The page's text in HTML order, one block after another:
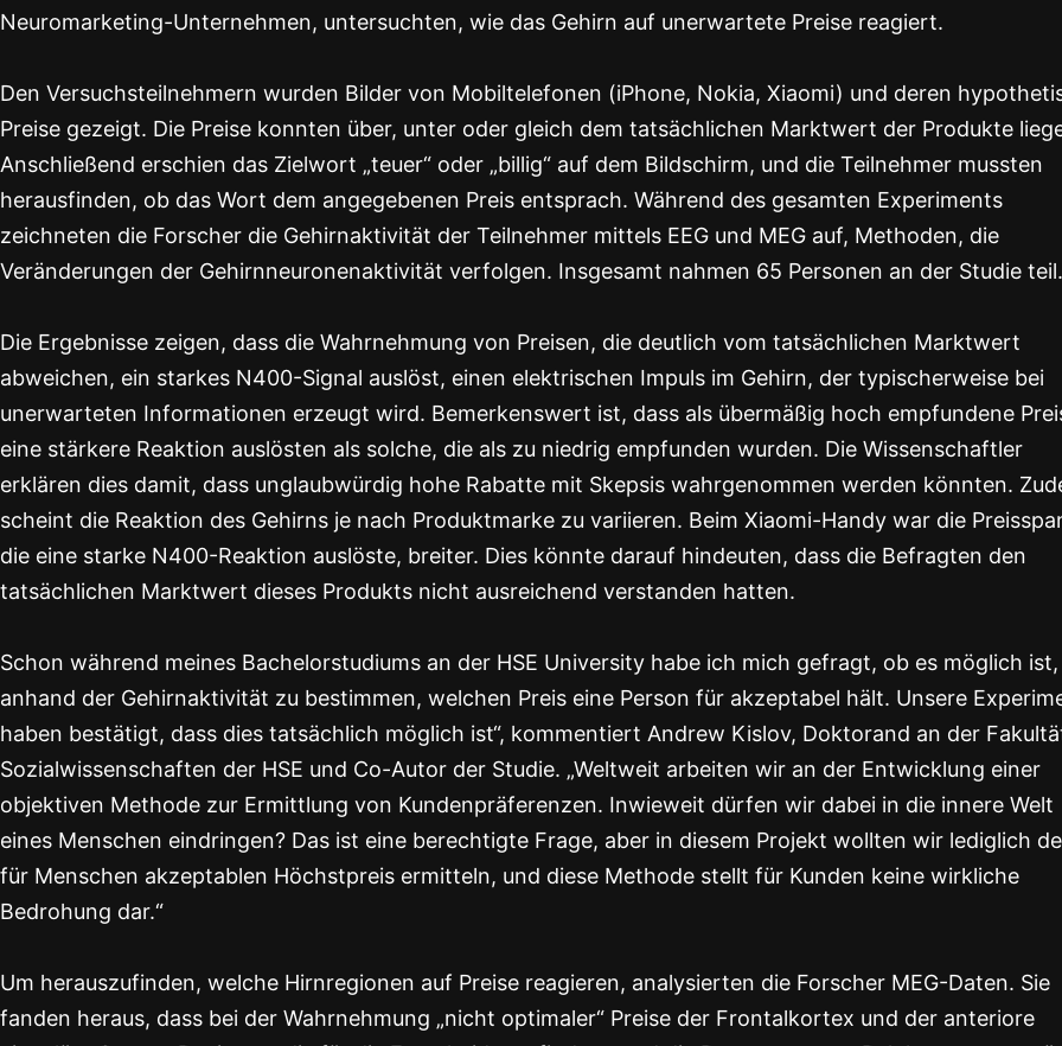
Neuromarketing-Unternehmen, untersuchten, wie das Gehirn auf unerwartete Preise reagiert.
Den Versuchsteilnehmern wurden Bilder von Mobiltelefonen (iPhone, Nokia, Xiaomi) und deren
Preise gezeigt. Die Preise konnten über, unter oder gleich dem tatsächlichen Marktwert der Produkte
Anschließend erschien das Zielwort „teuer“ oder „billig“ auf dem Bildschirm, und die Teilnehmer mussten
herausfinden, ob das Wort dem angegebenen Preis entsprach. Während des gesamten Experiments
zeichneten die Forscher die Gehirnaktivität der Teilnehmer mittels EEG und MEG auf, Methoden, die
Veränderungen der Gehirnneuronenaktivität verfolgen. Insgesamt nahmen 65 Personen an der Studie teil.
Die Ergebnisse zeigen, dass die Wahrnehmung von Preisen, die deutlich vom tatsächlichen Marktwert
abweichen, ein starkes N400-Signal auslöst, einen elektrischen Impuls im Gehirn, der typischerweise bei
unerwarteten Informationen erzeugt wird. Bemerkenswert ist, dass als übermäßig hoch empfundene
eine stärkere Reaktion auslösten als solche, die als zu niedrig empfunden wurden. Die Wissenschaftler
erklären dies damit, dass unglaubwürdig hohe Rabatte mit Skepsis wahrgenommen werden könnten.
scheint die Reaktion des Gehirns je nach Produktmarke zu variieren. Beim Xiaomi-Handy war die
die eine starke N400-Reaktion auslöste, breiter. Dies könnte darauf hindeuten, dass die Befragten den
tatsächlichen Marktwert dieses Produkts nicht ausreichend verstanden hatten.
Schon während meines Bachelorstudiums an der HSE University habe ich mich gefragt, ob es möglich ist,
anhand der Gehirnaktivität zu bestimmen, welchen Preis eine Person für akzeptabel hält. Unsere
haben bestätigt, dass dies tatsächlich möglich ist“, kommentiert Andrew Kislov, Doktorand an der
Sozialwissenschaften der HSE und Co-Autor der Studie. „Weltweit arbeiten wir an der Entwicklung einer
objektiven Methode zur Ermittlung von Kundenpräferenzen. Inwieweit dürfen wir dabei in die innere Welt
eines Menschen eindringen? Das ist eine berechtigte Frage, aber in diesem Projekt wollten wir lediglich
für Menschen akzeptablen Höchstpreis ermitteln, und diese Methode stellt für Kunden keine wirkliche
Bedrohung dar.“
Um herauszufinden, welche Hirnregionen auf Preise reagieren, analysierten die Forscher MEG-Daten. Sie
fanden heraus, dass bei der Wahrnehmung „nicht optimaler“ Preise der Frontalkortex und der anteriore